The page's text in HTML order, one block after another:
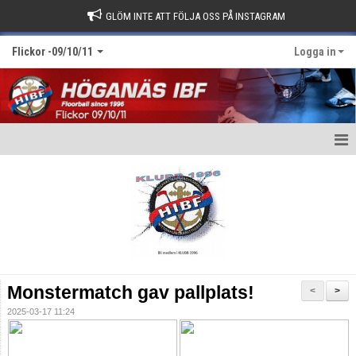
GLÖM INTE ATT FÖLJA OSS PÅ INSTAGRAM
Flickor -09/10/11 Logga in
Nyheter
>
<
Monstermatch gav pallplats!
2025-03-17 11:24